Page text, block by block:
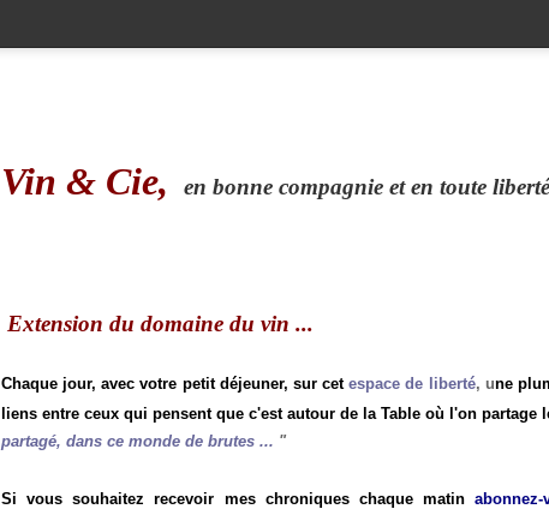
Vin & Cie, en bonne compagnie et en toute
Extension du domaine du vin ...
Chaque jour, avec votre petit déjeuner, sur cetespace de liberté, une
liens entre ceux qui pensent que c'est autour de la Table où l'on
partagé, dans ce monde de brutes ... "
Si vous souhaitez recevoir mes chroniques chaque matin